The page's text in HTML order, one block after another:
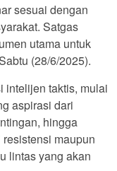
sesuai dengan
Satgas
utama untuk
(28/6/2025).
intelijen taktis, mulai
aspirasi dari
hingga
maupun
lintas yang akan